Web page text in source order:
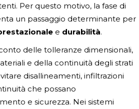
Per questo motivo, la fase di
un passaggio determinante per
e durabilità.
delle tolleranze dimensionali,
e della continuità degli strati
disallineamenti, infiltrazioni
che possano
e sicurezza. Nei sistemi